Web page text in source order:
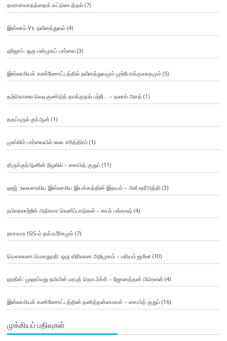
தாராளவாதத்தைக் கட்டுடைத்தல்(7)
இஸ்லாம் Vs. நவீனத்துவம்(4)
ஹிஜாப்: ஒரு பன்முகப் பார்வை(3)
இஸ்லாமியக் கண்ணோட்டத்தில் நவீனத்துவமும் முற்போக்குவாதமும்(5)
தற்கொலை வெடிகுண்டுத் தாக்குதல் பற்றி… – தலால் அசத் (1)
ததப்புருல் குர்ஆன் (1)
முஸ்லிம் பார்வையில் உலக சரித்திரம்(1)
திருக்குர்ஆனின் நிழலில் – சையித் குதுப் (11)
ஹஜ்: உலகளாவிய இஸ்லாமிய இயக்கத்தின் இதயம் – அலீ ஷரீஅத்தி (3)
நபிவரலாற்றில் அதிகார வெளிப்பாடுகள் – ஸபர் பங்காஷ் (4)
நாசகார ISIS-ம் தக்ஃபீரிசமும்(7)
மௌலானா மௌதூதி: ஒரு விரிவான அறிமுகம் – மரியம் ஜமீலா (10)
ஹதீஸ்: முஹம்மது நபியின் மரபுத் தொடர்ச்சி – ஜோனத்தன் பிரௌன் (4)
இஸ்லாமியக் கண்ணோட்டத்தின் தனித்தன்மைகள் – சையித் குதுப் (16)
முக்கியப் பதிவுகள்